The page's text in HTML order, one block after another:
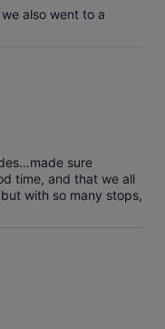
also went to a
sure
time, and that we all
with so many stops,